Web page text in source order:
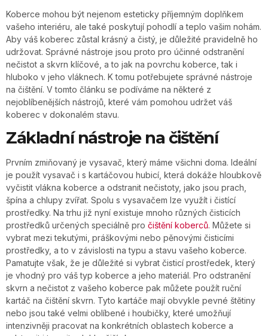
Koberce mohou být nejenom esteticky příjemným doplňkem
vašeho interiéru, ale také poskytují pohodlí a teplo vašim nohám.
Aby váš koberec zůstal krásný a čistý, je důležité pravidelně ho
udržovat. Správné nástroje jsou proto pro účinné odstranění
nečistot a skvrn klíčové, a to jak na povrchu koberce, tak i
hluboko v jeho vláknech. K tomu potřebujete správné nástroje
na čištění. V tomto článku se podíváme na některé z
nejoblíbenějších nástrojů, které vám pomohou udržet váš
koberec v dokonalém stavu.
Základní nástroje na čištění
Prvním zmiňovaný je vysavač, který máme všichni doma. Ideální
je použít vysavač i s kartáčovou hubicí, která dokáže hloubkově
vyčistit vlákna koberce a odstranit nečistoty, jako jsou prach,
špína a chlupy zvířat. Spolu s vysavačem lze využít i čistící
prostředky. Na trhu již nyní existuje mnoho různých čisticích
prostředků určených speciálně pro čištění koberců. Můžete si
vybrat mezi tekutými, práškovými nebo pěnovými čisticími
prostředky, a to v závislosti na typu a stavu vašeho koberce.
Pamatujte však, že je důležité si vybrat čisticí prostředek, který
je vhodný pro váš typ koberce a jeho materiál. Pro odstranění
skvrn a nečistot z vašeho koberce pak můžete použít ruční
kartáč na čištění skvrn. Tyto kartáče mají obvykle pevné štětiny
nebo jsou také velmi oblíbené i houbičky, které umožňují
intenzivněji pracovat na konkrétních oblastech koberce a